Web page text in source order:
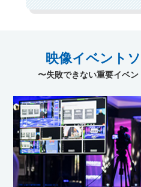
映像イベント
〜失敗できない重要イベ